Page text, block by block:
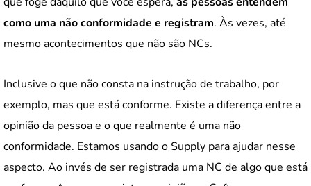
como uma não conformidade e registram. Às vezes, até
mesmo acontecimentos que não são NCs.
Inclusive o que não consta na instrução de trabalho, por
exemplo, mas que está conforme. Existe a diferença entre a
opinião da pessoa e o que realmente é uma não
conformidade. Estamos usando o Supply para ajudar nesse
aspecto. Ao invés de ser registrada uma NC de algo que está